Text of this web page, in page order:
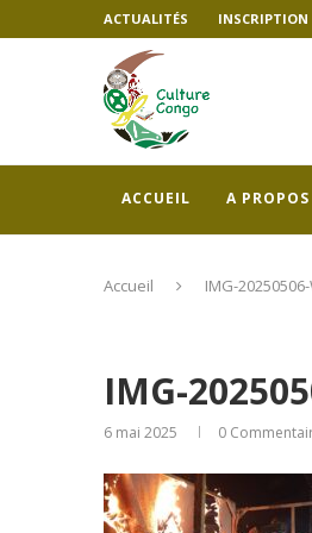
ACTUALITÉS INSCRIPTION
ACCUEIL A PROPOS
Accueil IMG-
IMG-
6 mai 2025 0